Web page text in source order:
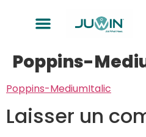
Poppins-
Poppins-MediumItalic
Laisser un